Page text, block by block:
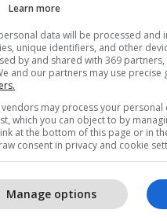
Learn more
data will be processed and
unique identifiers, and other
by and shared with 369
and our partners may use precise
vendors may process your
which you can object to by
at the bottom of this page or in
consent in privacy and cookie
Manage options